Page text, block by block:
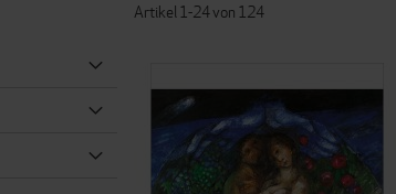
Artikel1-24von 124